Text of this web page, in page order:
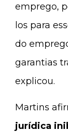
emprego,
los para
do
garantias
explicou.
Martins
jurídica